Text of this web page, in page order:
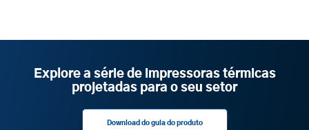
Explore a série de impressoras térmicas
projetadas para o seu setor
Download do guia do produto